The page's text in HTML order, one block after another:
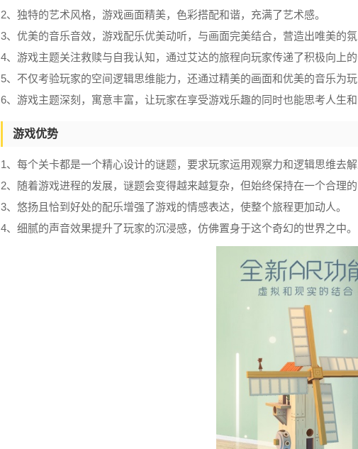
2、独特的艺术风格，游戏画面精美，色彩搭配和谐，充满了艺术感。
3、优美的音乐音效，游戏配乐优美动听，与画面完美结合，营造出唯美的
4、游戏主题关注救赎与自我认知，通过艾达的旅程向玩家传递了积极向上
5、不仅考验玩家的空间逻辑思维能力，还通过精美的画面和优美的音乐为
6、游戏主题深刻，寓意丰富，让玩家在享受游戏乐趣的同时也能思考人生
游戏优势
1、每个关卡都是一个精心设计的谜题，要求玩家运用观察力和逻辑思维去
2、随着游戏进程的发展，谜题会变得越来越复杂，但始终保持在一个合理
3、悠扬且恰到好处的配乐增强了游戏的情感表达，使整个旅程更加动人。
4、细腻的声音效果提升了玩家的沉浸感，仿佛置身于这个奇幻的世界之中。